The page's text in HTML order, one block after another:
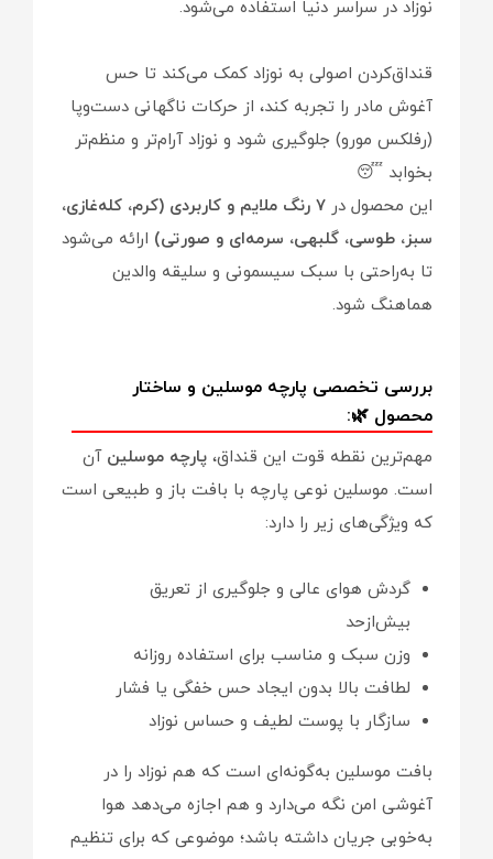
نوزاد در سراسر دنیا استفاده می‌شود.
قنداق‌کردن اصولی به نوزاد کمک می‌کند تا حس
آغوش مادر را تجربه کند، از حرکات ناگهانی دست‌وپا
(رفلکس مورو) جلوگیری شود و نوزاد آرام‌تر و منظم‌تر
بخوابد 😴
این محصول در
۷ رنگ ملایم و کاربردی (کرم، کله‌غازی،
سبز، طوسی، گلبهی، سرمه‌ای و صورتی) ارائه می‌شود
تا به‌راحتی با سبک سیسمونی و سلیقه والدین
هماهنگ شود.
بررسی تخصصی پارچه موسلین و ساختار
محصول 🌿:
مهم‌ترین نقطه قوت این قنداق، پارچه موسلین آن
است. موسلین نوعی پارچه با بافت باز و طبیعی است
که ویژگی‌های زیر را دارد:
گردش هوای عالی و جلوگیری از تعریق
بیش‌ازحد
وزن سبک و مناسب برای استفاده روزانه
لطافت بالا بدون ایجاد حس خفگی یا فشار
سازگار با پوست لطیف و حساس نوزاد
بافت موسلین به‌گونه‌ای است که هم نوزاد را در
آغوشی امن نگه می‌دارد و هم اجازه می‌دهد هوا
به‌خوبی جریان داشته باشد؛ موضوعی که برای تنظیم